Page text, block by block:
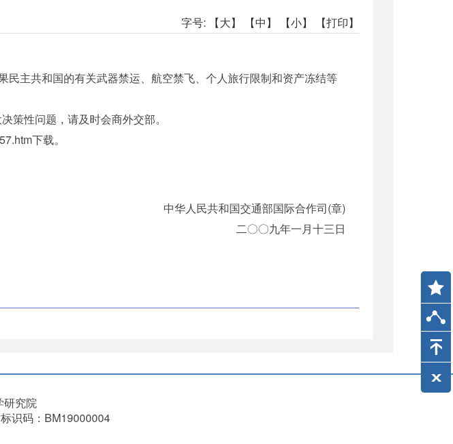
字号: 【大】 【中】 【小】 【打印】
主共和国的有关武器禁运、航空禁飞、个人旅行限制和资产冻结等
性问题，请及时会商外交部。
下载。
中华人民共和国交通部国际合作司(章)
二〇〇九年一月十三日
研究院
识码：BM19000004